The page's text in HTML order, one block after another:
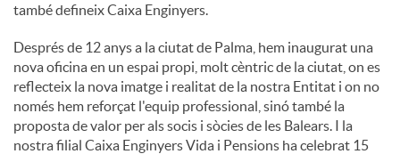
també defineix Caixa Enginyers.
Després de 12 anys a la ciutat de Palma, hem inaugurat una
nova oficina en un espai propi, molt cèntric de la ciutat, on es
reflecteix la nova imatge i realitat de la nostra Entitat i on no
només hem reforçat l'equip professional, sinó també la
proposta de valor per als socis i sòcies de les Balears. I la
nostra filial Caixa Enginyers Vida i Pensions ha celebrat 15